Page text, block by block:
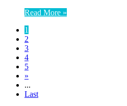
Read More »
1
2
3
4
5
»
...
Last